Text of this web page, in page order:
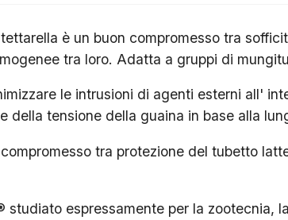
è un buon compromesso tra
tra loro. Adatta a gruppi di
le intrusioni di agenti esterni all'
della tensione della guaina in base alla
tra protezione del tubetto
studiato espressamente per la